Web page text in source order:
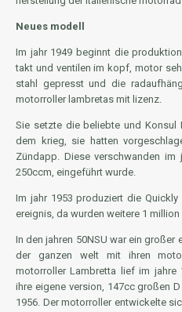
Neues modell
Im jahr 1949 beginnt die
takt und ventilen im kopf, motor
stahl gepresst und die
motorroller lambretas mit lizenz.
Sie setzte die beliebte und Konsul
dem krieg, sie hatten
Zündapp. Diese verschwanden
250ccm, eingeführt wurde.
Im jahr 1953 produziert die
ereignis, da wurden weitere 1
In den jahren 50NSU war ein
der ganzen welt mit ihren
motorroller Lambretta lief im jahre
ihre eigene version, 147cc großen
1956. Der motorroller entwickelte